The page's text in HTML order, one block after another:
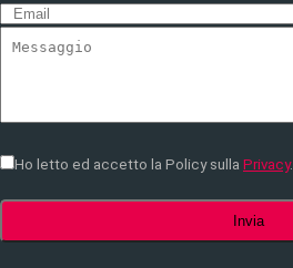
Ho letto ed accetto la Policy sulla Privacy.